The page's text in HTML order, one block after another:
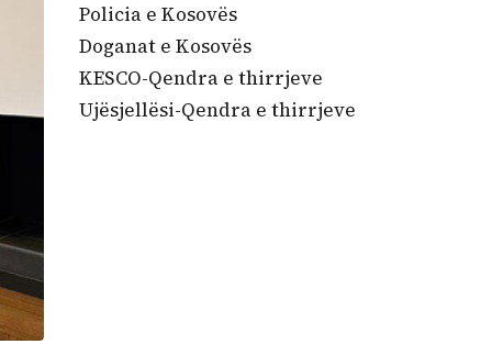
Policia e Kosovës
Doganat e Kosovës
KESCO-Qendra e thirrjeve
Ujësjellësi-Qendra e thirrjeve